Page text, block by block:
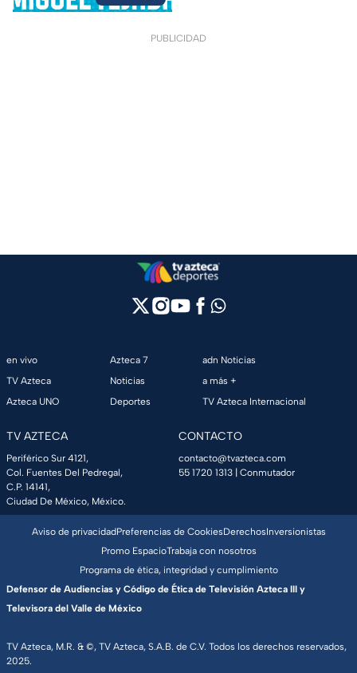
PUBLICIDAD
en vivo
TV Azteca
Azteca UNO
Azteca 7
Noticias
Deportes
adn Noticias
a más +
TV Azteca Internacional
TV AZTECA
Periférico Sur 4121,
Col. Fuentes Del Pedregal,
C.P. 14141,
Ciudad De México, México.
CONTACTO
contacto@tvazteca.com
55 1720 1313 | Conmutador
TV Azteca, M.R. & ©, TV Azteca, S.A.B. de C.V. Todos los derechos reservados,
2025.
Aviso de privacidadPreferencias de CookiesDerechosInversionistas
Promo EspacioTrabaja con nosotros
Programa de ética, integridad y cumplimiento
Defensor de Audiencias y Código de Ética de Televisión Azteca III y
Televisora del Valle de México